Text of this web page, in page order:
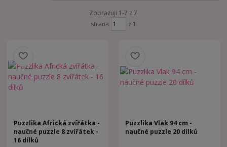
Zobrazuji 1-7 z 7
strana
z 1
Puzzlika Africká zvířátka -
naučné puzzle 8 zvířátek -
16 dílků
Puzzlika Vlak 94 cm -
naučné puzzle 20 dílků